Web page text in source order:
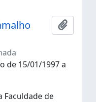
de 15/01/1997 a
Faculdade de